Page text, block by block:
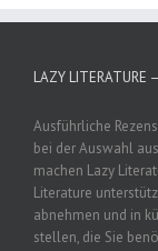
LAZY LITERATURE
Ausführliche
bei der Auswahl
machen Lazy
Literature
abnehmen und in
stellen, die Sie